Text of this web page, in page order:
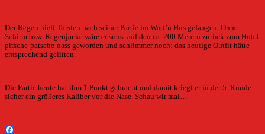
Der Regen hielt Torsten nach seiner Partie im Watt’n Hus gefangen. Ohne
Schirm bzw. Regenjacke wäre er sonst auf den ca. 200 Metern zurück zum Hotel
pitsche-patsche-nass geworden und schlimmer noch: das heutige Outfit hätte
entsprechend gelitten.
Die Partie heute hat ihm 1 Punkt gebracht und damit kriegt er in der 5. Runde
sicher ein größeres Kaliber vor die Nase. Schau wir mal…